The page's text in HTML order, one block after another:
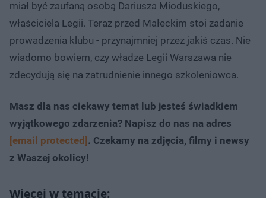
miał być zaufaną osobą Dariusza Mioduskiego,
właściciela Legii. Teraz przed Małeckim stoi zadanie
prowadzenia klubu - przynajmniej przez jakiś czas. Nie
wiadomo bowiem, czy władze Legii Warszawa nie
zdecydują się na zatrudnienie innego szkoleniowca.
Masz dla nas ciekawy temat lub jesteś świadkiem
wyjątkowego zdarzenia? Napisz do nas na adres
[email protected] . Czekamy na zdjęcia, filmy i newsy
z Waszej okolicy!